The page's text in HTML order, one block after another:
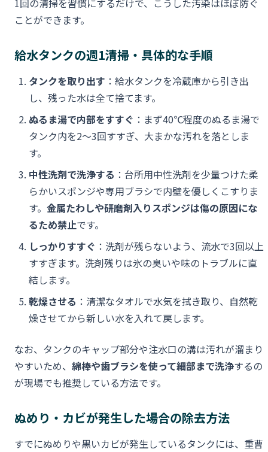
1回の清掃を習慣にするだけで、こうした汚染はほぼ防ぐ
ことができます。
給水タンクの週1清掃・具体的な手順
タンクを取り出す ：給水タンクを冷蔵庫から引き出
し、残った水は全て捨てます。
ぬるま湯で内部をすすぐ ：まず40℃程度のぬるま湯で
タンク内を2〜3回すすぎ、大まかな汚れを落としま
す。
中性洗剤で洗浄する ：台所用中性洗剤を少量つけた柔
らかいスポンジや専用ブラシで内壁を優しくこすりま
す。 金属たわしや研磨剤入りスポンジは傷の原因にな
るため禁止です。
しっかりすすぐ ：洗剤が残らないよう、流水で3回以上
すすぎます。洗剤残りは氷の臭いや味のトラブルに直
結します。
乾燥させる ：清潔なタオルで水気を拭き取り、自然乾
燥させてから新しい水を入れて戻します。
なお、タンクのキャップ部分や注水口の溝は汚れが溜まり
やすいため、 綿棒や歯ブラシを使って細部まで洗浄するの
が現場でも推奨している方法です。
ぬめり・カビが発生した場合の除去方法
すでにぬめりや黒いカビが発生しているタンクには、重曹